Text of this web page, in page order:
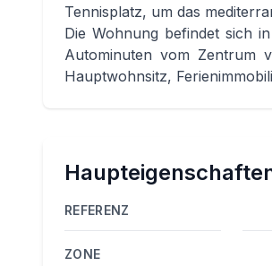
Tennisplatz, um das
Die Wohnung befindet sich
Autominuten vom Zentrum
Hauptwohnsitz,
REFERENZ
ZONE